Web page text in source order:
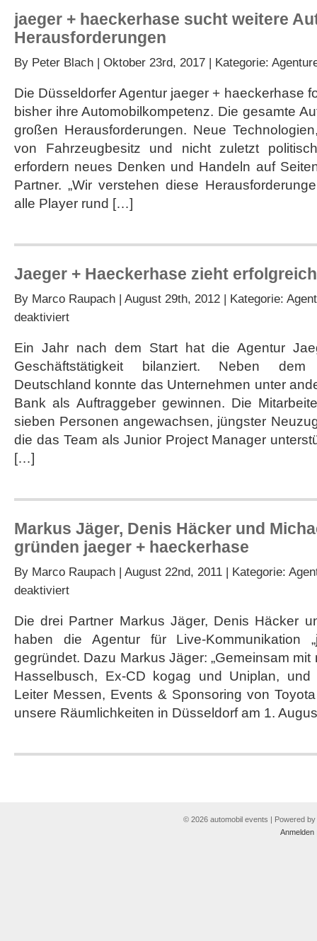
jaeger + haeckerhase sucht weitere
Herausforderungen
By Peter Blach | Oktober 23rd, 2017 | Kategorie:
Die Düsseldorfer Agentur jaeger + haeckerhase
bisher ihre Automobilkompetenz. Die gesamte
großen Herausforderungen. Neue
von Fahrzeugbesitz und nicht zuletzt
erfordern neues Denken und Handeln auf
Partner. „Wir verstehen diese
alle Player rund […]
Jaeger + Haeckerhase zieht
By Marco Raupach | August 29th, 2012 | Kategorie:
deaktiviertfür
Haeckerhase
zieht
Startjahrbilanz
Ein Jahr nach dem Start hat die Agentur
Geschäftstätigkeit bilanziert. Neben dem
Deutschland konnte das Unternehmen unter
Bank als Auftraggeber gewinnen. Die
sieben Personen angewachsen, jüngster
die das Team als Junior Project Manager
[…]
Markus Jäger, Denis Häcker und
gründen jaeger + haeckerhase
By Marco Raupach | August 22nd, 2011 | Kategorie:
deaktiviertfür
Denis
Häcker
Michael
Hasselbusch
jaeger
+
Die drei Partner Markus Jäger, Denis Häcker
haben die Agentur für Live-Kommunikation
gegründet. Dazu Markus Jäger: „Gemeinsam
Hasselbusch, Ex-CD kogag und Uniplan, und
Leiter Messen, Events & Sponsoring von
unsere Räumlichkeiten in Düsseldorf am 1.
© 2026 automobil events | Powered by
Anmelden|